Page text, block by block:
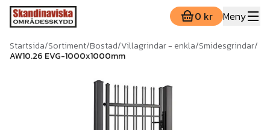
0 kr Meny
Startsida/Sortiment/Bostad/Villagrindar - enkla/Smidesgrindar/
AW10.26 EVG-1000x1000mm